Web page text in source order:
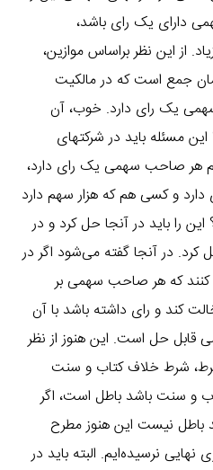
دارای یک رای باشد،
از این نظر براساس موازین،
جمع است که در مالکیت
یک رای دارد. خوب،‌ آن
مسئله باید در شرکتهای
هر صاحب سهمی یک رای دارد،
و کسی هم که هزار سهم دارد
را باید در آنجا حل کرد و در
در آنجا گفته می‌شود اگر در
که هر صاحب سهمی بر
کند و رای داشته باشد با آن
حل است. این هنوز از نظر
شرط خلاف کتاب و سنت
و سنت باشد باطل است، اگر
نیست این هنوز مطرح
نرسیده‌ایم. البته باید در